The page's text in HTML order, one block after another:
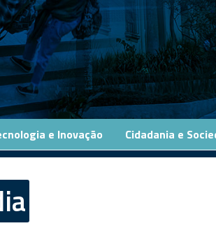
e Inovação Cidadania e